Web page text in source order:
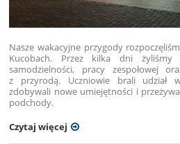
Nasze wakacyjne przygody
Kucobach. Przez kilka dni
samodzielności, pracy zespołowej
z przyrodą. Uczniowie brali udział
zdobywali nowe umiejętności i
podchody.
Czytaj więcej